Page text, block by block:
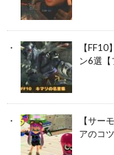
【
ン6選【
【サー
アのコ